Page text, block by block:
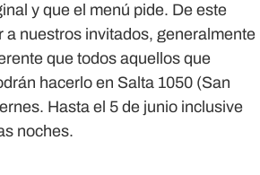
y que el menú pide. De este
a nuestros invitados, generalmente
que todos aquellos que
hacerlo en Salta 1050 (San
Hasta el 5 de junio inclusive
noches.